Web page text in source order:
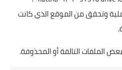
وتحقق من الموقع الذي كانت
الملفات التالفة أو المحذوفة.